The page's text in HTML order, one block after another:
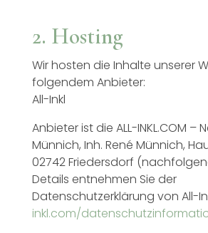
2. Hosting
Wir hosten die Inhalte unserer
folgendem Anbieter:
All-Inkl
Anbieter ist die ALL-INKL.COM –
Münnich, Inh. René Münnich,
02742 Friedersdorf
Details entnehmen Sie der
Datenschutzerklärung von All-
inkl.com/